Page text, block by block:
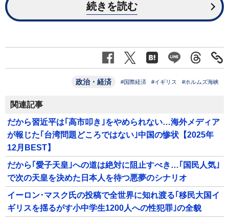
続きを読む
政治・経済 #国際経済 #イギリス #ホルムズ海峡
関連記事
だから習近平は｢高市叩き｣をやめられない…海外メディア
が報じた｢台湾問題どころではない｣中国の惨状【2025年
12月BEST】
だから｢愛子天皇｣への道は絶対に阻止すべき…｢国民人気｣
で次の天皇を決めた日本人を待つ悪夢のシナリオ
イーロン･マスク氏の投稿で全世界に知れ渡る｢移民大国イ
ギリスを揺るがす小中学生1200人への性犯罪｣の全貌